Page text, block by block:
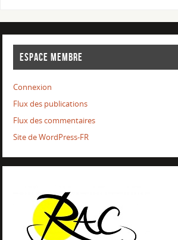
ESPACE MEMBRE
Connexion
Flux des publications
Flux des commentaires
Site de WordPress-FR